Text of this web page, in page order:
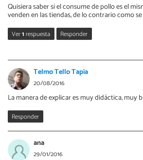
Quisiera saber si el consume de pollo es el
venden en las tiendas, de lo contrario como
Ver1respuesta Responder
19/09/2016
Hola Astrid, aquí te dejamos una receta
Pero para esta receta puedes usar los que
si prefieres. ¡Saludos!
http://www.recetasgratis.net/Receta-de-
recetapasoapaso-50627.html
Telmo Tello Tapia
20/08/2016
La manera de explicar es muy didáctica, muy
Responder
ana
29/01/2016